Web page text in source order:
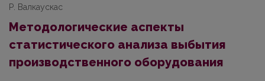
Р. Валкаускас
Методологические аспекты
статистического анализа выбытия
производственного оборудования